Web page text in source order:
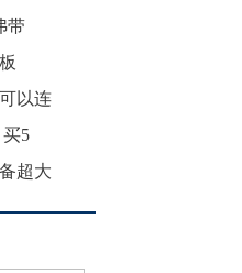
带
以连
5
超大